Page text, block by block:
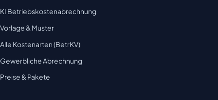
KI Betriebskostenabrechnung
Vorlage & Muster
Alle Kostenarten (BetrKV)
Gewerbliche Abrechnung
Preise & Pakete